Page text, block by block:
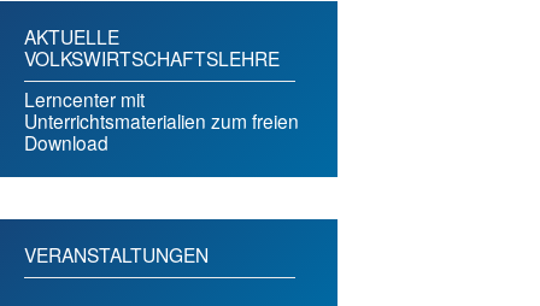
AKTUELLE
VOLKSWIRTSCHAFTSLEHRE
Lerncenter mit
Unterrichtsmaterialien zum freien
Download
VERANSTALTUNGEN